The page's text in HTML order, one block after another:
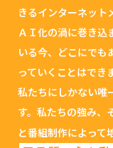
きるインターネット
ＡＩ化の渦に巻き込
いる今、どこにでも
っていくことはでき
私たちにしかない唯
す。私たちの強み、
と番組制作によって